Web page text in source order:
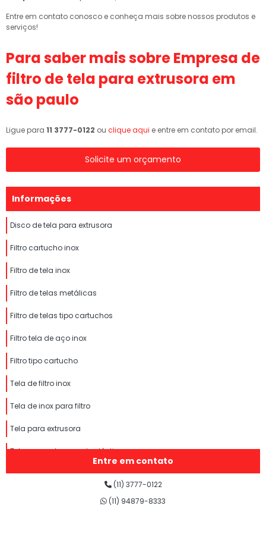
Entre em contato conosco e conheça mais sobre nossos produtos e
serviços!
Para saber mais sobre Empresa de
filtro de tela para extrusora em
são paulo
Ligue para 11 3777-0122 ou clique aqui e entre em contato por email.
Solicite um orçamento
Informações
Disco de tela para extrusora
Filtro cartucho inox
Filtro de tela inox
Filtro de telas metálicas
Filtro de telas tipo cartuchos
Filtro tela de aço inox
Filtro tipo cartucho
Tela de filtro inox
Tela de inox para filtro
Tela para extrusora
Tela para extrusora de plástico
Tela para extrusora inox
Entre em contato
(11) 3777-0122
(11) 94879-8333